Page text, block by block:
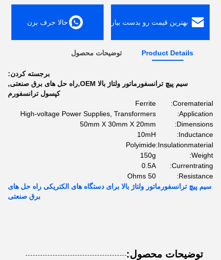
بهترین قیمت رو بدست بیار حالا حرف بزن
Product Details توضیحات محصول
برجسته کردن:
سیم پیچ ترانسفورماتور ولتاژ بالا OEM,راه حل های برق صنعتی
,
کپسول ترانسفورم
Corematerial:
Ferrite
Application:
High-voltage Power Supplies, Transformers
Dimensions:
50mm X 30mm X 20mm
Inductance:
10mH
Insulationmaterial:
Polyimide
Weight:
150g
Currentrating:
0.5A
Resistance:
50 Ohms
سیم پیچ ترانسفورماتور ولتاژ بالا برای دستگاه های الکتریکی راه حل های
برق صنعتی
توضیحات محصول: